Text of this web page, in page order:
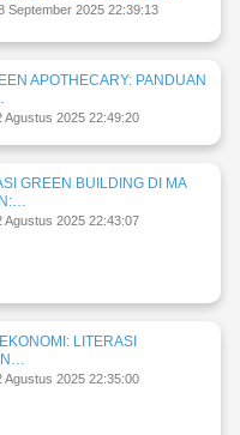
September 2025 22:39:13
APOTHECARY: PANDUAN
Agustus 2025 22:49:20
GREEN BUILDING DI MA
Agustus 2025 22:43:07
LITERASI
Agustus 2025 22:35:00